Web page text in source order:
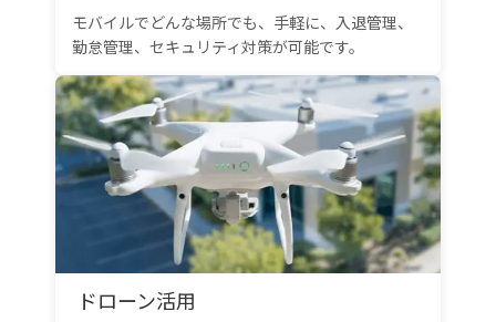
モバイルでどんな場所でも、手軽に、入退管理、
勤怠管理、セキュリティ対策が可能です。
ドローン活用